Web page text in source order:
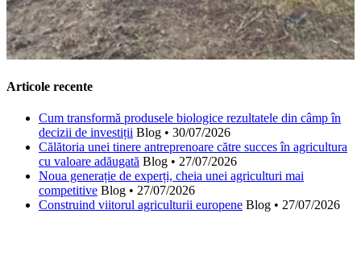
Articole recente
Cum transformă produsele biologice rezultatele din câmp în
decizii de investiții Blog • 30/07/2026
Călătoria unei tinere antreprenoare către succes în agricultura
cu valoare adăugată Blog • 27/07/2026
Noua generație de experți, cheia unei agriculturi mai
competitive Blog • 27/07/2026
Construind viitorul agriculturii europene Blog • 27/07/2026